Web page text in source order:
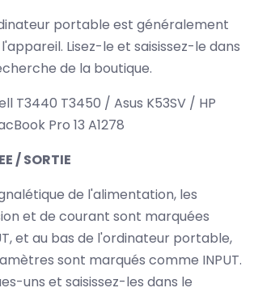
portable est généralement
Lisez-le et saisissez-le dans
de la boutique.
T3440 T3450 / Asus K53SV / HP
Pro 13 A1278
/ SORTIE
de l'alimentation, les
et de courant sont marquées
et au bas de l'ordinateur portable,
sont marqués comme INPUT.
uns et saisissez-les dans le